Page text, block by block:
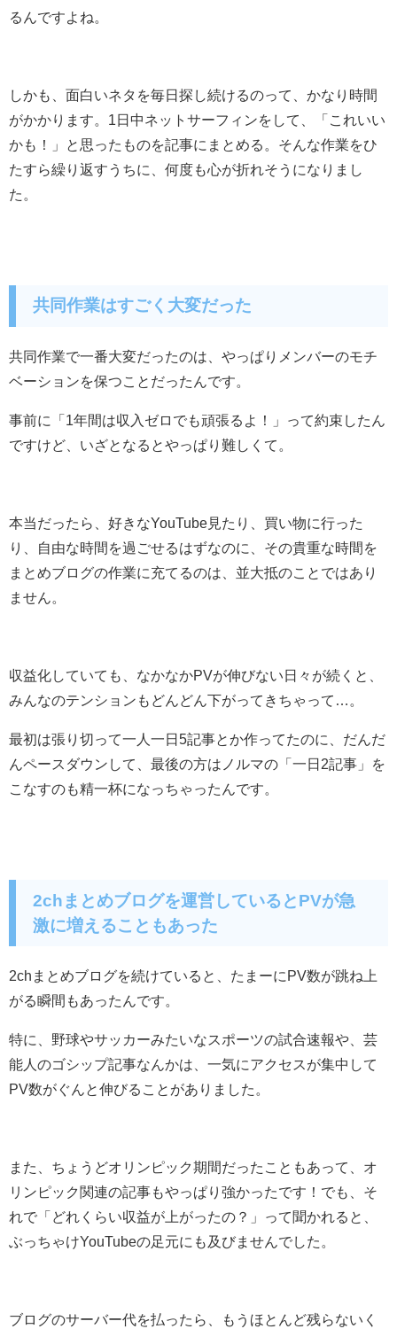
るんですよね。
しかも、面白いネタを毎日探し続けるのって、かなり時間
がかかります。1日中ネットサーフィンをして、「これいい
かも！」と思ったものを記事にまとめる。そんな作業をひ
たすら繰り返すうちに、何度も心が折れそうになりまし
た。
共同作業はすごく大変だった
共同作業で一番大変だったのは、やっぱり メンバーのモチ
ベーションを保つこと だったんです。
事前に「1年間は収入ゼロでも頑張るよ！」って約束したん
ですけど、いざとなるとやっぱり難しくて。
本当だったら、好きなYouTube見たり、買い物に行った
り、自由な時間を過ごせるはずなのに、その貴重な時間を
まとめブログの作業に充てるのは、並大抵のことではあり
ません。
収益化していても、なかなかPVが伸びない日々が続くと、
みんなのテンションもどんどん下がってきちゃって…。
最初は張り切って一人一日5記事とか作ってたのに、だんだ
んペースダウンして、最後の方はノルマの「一日2記事」を
こなすのも精一杯になっちゃったんです。
2chまとめブログを運営しているとPVが急
激に増えることもあった
2chまとめブログを続けていると、たまーにPV数が跳ね上
がる瞬間もあったんです。
特に、野球やサッカーみたいなスポーツの試合速報や、芸
能人のゴシップ記事なんかは、一気にアクセスが集中して
PV数がぐんと伸びることがありました。
また、ちょうどオリンピック期間だったこともあって、オ
リンピック関連の記事もやっぱり強かったです！でも、そ
れで「どれくらい収益が上がったの？」って聞かれると、
ぶっちゃけYouTubeの足元にも及びませんでした 。
ブログのサーバー代を払ったら、もうほとんど残らないく